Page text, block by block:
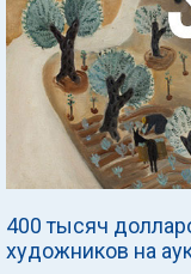
400 тысяч
художников на